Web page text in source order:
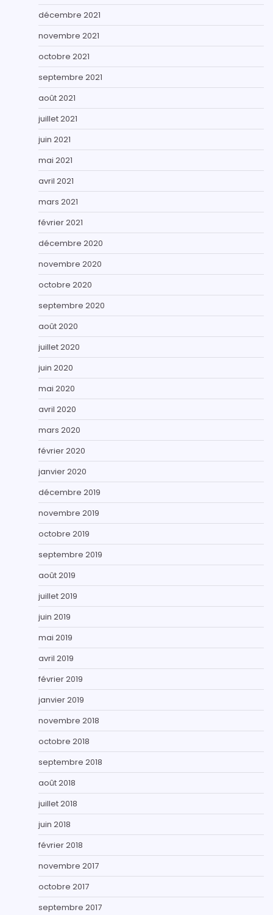
décembre 2021
novembre 2021
octobre 2021
septembre 2021
août 2021
juillet 2021
juin 2021
mai 2021
avril 2021
mars 2021
février 2021
décembre 2020
novembre 2020
octobre 2020
septembre 2020
août 2020
juillet 2020
juin 2020
mai 2020
avril 2020
mars 2020
février 2020
janvier 2020
décembre 2019
novembre 2019
octobre 2019
septembre 2019
août 2019
juillet 2019
juin 2019
mai 2019
avril 2019
février 2019
janvier 2019
novembre 2018
octobre 2018
septembre 2018
août 2018
juillet 2018
juin 2018
février 2018
novembre 2017
octobre 2017
septembre 2017